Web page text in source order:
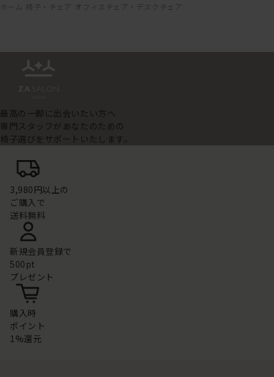
ホーム 椅子・チェア オフィスチェア・デスクチェア
最高の一脚に出会いたい方へ
専門スタッフがあなたのための
椅子選びをサポートいたします。
3,980円以上の
ご購入で
送料無料
新規会員登録で
500pt
プレゼント
購入時
ポイント
1%還元